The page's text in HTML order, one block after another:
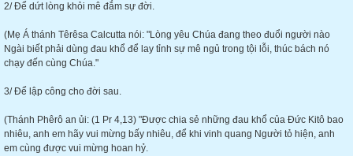
2/ Để dứt lòng khỏi mê đắm sự đời.
(Mẹ Á thánh Têrêsa Calcutta nói: "Lòng yêu Chúa đang theo đuổi người nào
Ngài biết phải dùng đau khổ để lay tỉnh sự mê ngủ trong tội lỗi, thúc bách nó
chạy đến cùng Chúa."
3/ Để lập công cho đời sau.
(Thánh Phêrô an ủi: (1 Pr 4,13) "Được chia sẻ những đau khổ của Đức Kitô bao
nhiêu, anh em hãy vui mừng bấy nhiêu, để khi vinh quang Người tỏ hiện, anh
em cùng được vui mừng hoan hỷ.